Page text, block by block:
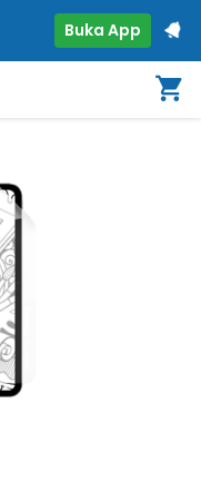
Buka App